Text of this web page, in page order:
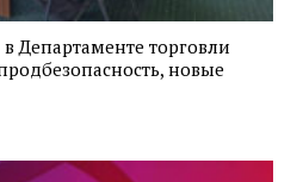
Департаменте торговли
новые